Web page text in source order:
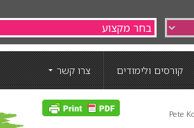
קורסים ולימודים צרו קשר